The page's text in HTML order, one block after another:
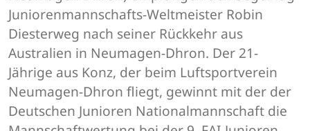
Juniorenmannschafts-Weltmeister Robin
Diesterweg nach seiner Rückkehr aus
Australien in Neumagen-Dhron. Der 21-
Jährige aus Konz, der beim Luftsportverein
Neumagen-Dhron fliegt, gewinnt mit der der
Deutschen Junioren Nationalmannschaft die